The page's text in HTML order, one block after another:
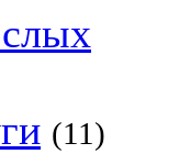
(11)